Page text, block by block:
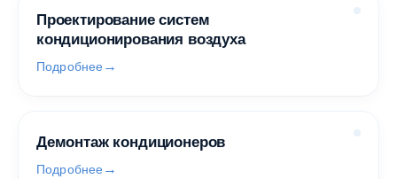
Проектирование систем
кондиционирования воздуха
Подробнее
Демонтаж кондиционеров
Подробнее